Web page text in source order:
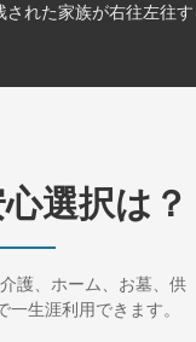
れた家族が右往左往
選択は？
護、ホーム、お墓、供
生涯利用できます。